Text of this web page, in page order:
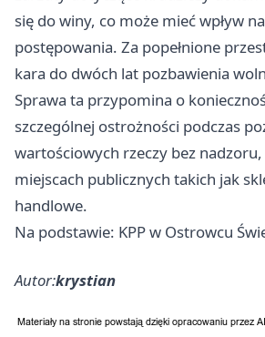
się do winy, co może mieć wpływ
postępowania. Za popełnione
kara do dwóch lat pozbawienia
Sprawa ta przypomina o
szczególnej ostrożności podczas
wartościowych rzeczy bez nadzoru,
miejscach publicznych takich jak
handlowe.
Na podstawie: KPP w Ostrowcu
Autor:krystian